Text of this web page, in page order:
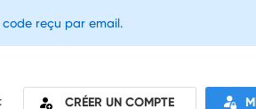
CRÉER UN COMPTE
reçu par email.